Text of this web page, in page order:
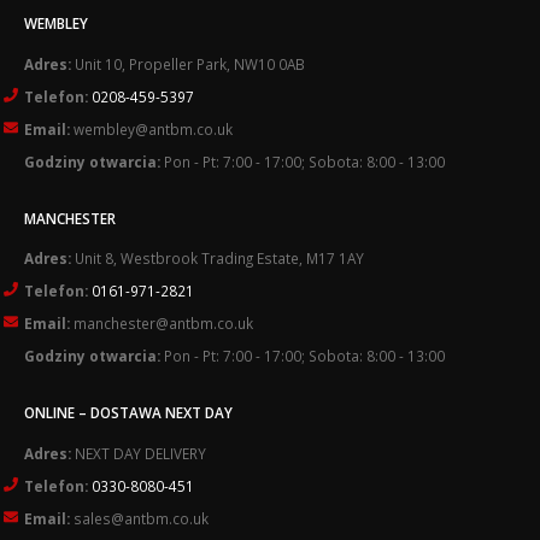
WEMBLEY
Adres: Unit 10, Propeller Park, NW10 0AB
Telefon: 0208-459-5397
Email:wembley@antbm.co.uk
Godziny otwarcia: Pon - Pt: 7:00 - 17:00; Sobota: 8:00 - 13:00
MANCHESTER
Adres: Unit 8, Westbrook Trading Estate, M17 1AY
Telefon: 0161-971-2821
Email: manchester@antbm.co.uk
Godziny otwarcia: Pon - Pt: 7:00 - 17:00; Sobota: 8:00 - 13:00
ONLINE – DOSTAWA NEXT DAY
Adres: NEXT DAY DELIVERY
Telefon: 0330-8080-451
Email: sales@antbm.co.uk